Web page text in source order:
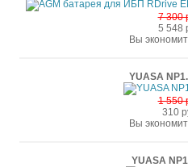
7 300
5 548
Вы
YUASA
1 550
310
Вы
YUASA